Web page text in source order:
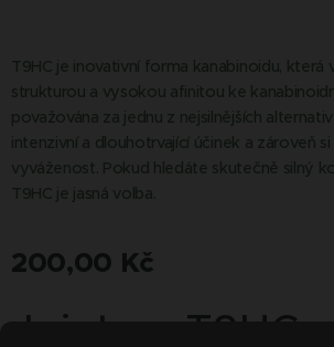
T9HC je inovativní forma kanabinoidu, která
strukturou a vysokou afinitou ke
považována za jednu z nejsilnějších
intenzivní a dlouhotrvající účinek a zároveň
vyváženost. Pokud hledáte skutečně silný
T9HC je jasná volba.
200,00 Kč
Jointy – T9HC